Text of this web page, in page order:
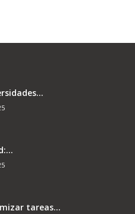
tareas...